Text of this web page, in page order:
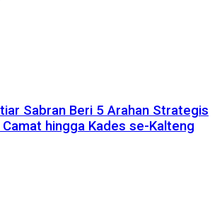
Sabran Beri 5 Arahan Strategis
hingga Kades se-Kalteng